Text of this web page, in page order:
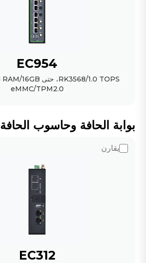
EC954
eMMC/TPM2.0
بوابة الحافة وحاسوب الحافة
يقارن
EC312